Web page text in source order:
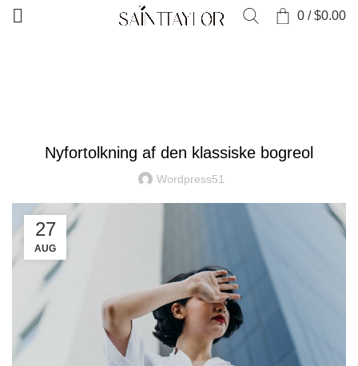
0 / $0.00
Nyfortolkning af den klassiske bogreol
Wordpress51
27
AUG